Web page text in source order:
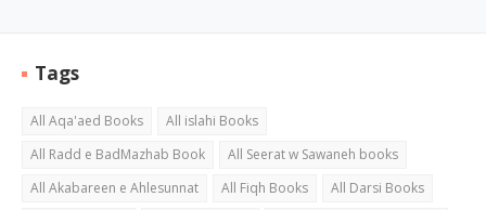
Tags
All Aqa'aed Books
All islahi Books
All Radd e BadMazhab Book
All Seerat w Sawaneh books
All Akabareen e Ahlesunnat
All Fiqh Books
All Darsi Books